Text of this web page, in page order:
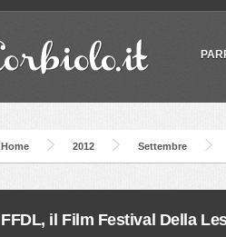
Home 2012 Settembre
FFDL, il Film Festival Della